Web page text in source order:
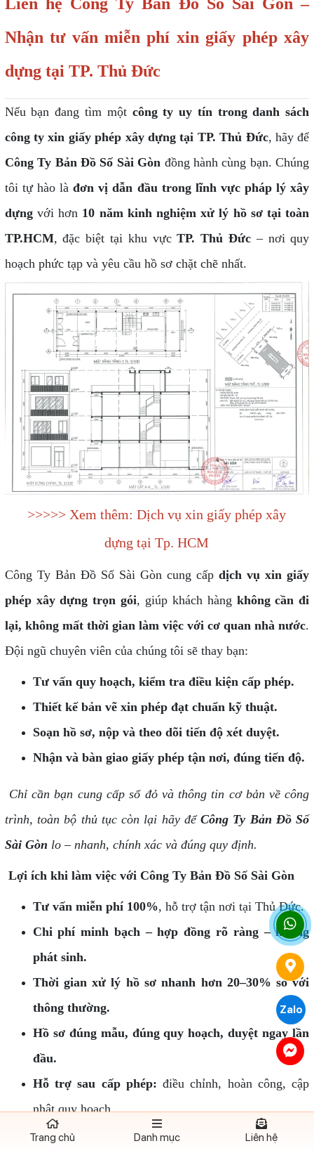
Nhận tư vấn miễn phí xin giấy phép xây
dựng tại TP. Thủ Đức
Nếu bạn đang tìm một công ty uy tín trong danh sách
công ty xin giấy phép xây dựng tại TP. Thủ Đức, hãy để
Công Ty Bản Đồ Số Sài Gòn đồng hành cùng bạn. Chúng
tôi tự hào làđơn vị dẫn đầu trong lĩnh vực pháp lý xây
dựngvới hơn 10 năm kinh nghiệm xử lý hồ sơ tại toàn
TP.HCM, đặc biệt tại khu vựcTP. Thủ Đức– nơi quy
hoạch phức tạp và yêu cầu hồ sơ chặt chẽ nhất.
>>>>> Xem thêm: Dịch vụ xin giấy phép xây
dựng tại Tp. HCM
Công Ty Bản Đồ Số Sài Gòn cung cấpdịch vụ xin giấy
phép xây dựng trọn gói, giúp khách hàng không cần đi
lại, không mất thời gian làm việc với cơ quan nhà nước.
Đội ngũ chuyên viên của chúng tôi sẽ thay bạn:
Tư vấn quy hoạch, kiểm tra điều kiện cấp phép.
Thiết kế bản vẽ xin phép đạt chuẩn kỹ thuật.
Soạn hồ sơ, nộp và theo dõi tiến độ xét duyệt.
Nhận và bàn giao giấy phép tận nơi, đúng tiến độ.
Chỉ cần bạn cung cấp sổ đỏ và thông tin cơ bản về công
trình, toàn bộ thủ tục còn lại hãy đểCông Ty Bản Đồ Số
Sài Gòn lo – nhanh, chính xác và đúng quy định.
Lợi ích khi làm việc với Công Ty Bản Đồ Số Sài Gòn
Tư vấn miễn phí 100%, hỗ trợ tận nơi tại Thủ Đức.
Chi phí minh bạch – hợp đồng rõ ràng – không
phát sinh.
Thời gian xử lý hồ sơ nhanh hơn 20–30% so với
thông thường.
Hồ sơ đúng mẫu, đúng quy hoạch, duyệt ngay lần
đầu.
Hỗ trợ sau cấp phép: điều chỉnh, hoàn công, cập
nhật quy hoạch.
Thông tin liên hệ Công Ty Bản Đồ Số Sài Gòn
Trang chủ Danh mục Liên hệ
Zalo